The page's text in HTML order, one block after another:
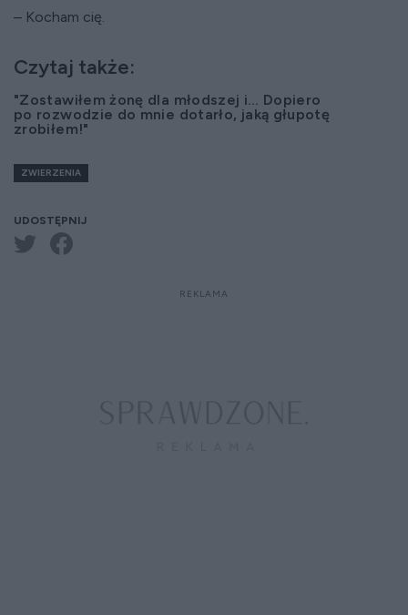
– Kocham cię.
Czytaj także:
"Zostawiłem żonę dla młodszej i… Dopiero
po rozwodzie do mnie dotarło, jaką głupotę
zrobiłem!"
ZWIERZENIA
UDOSTĘPNIJ